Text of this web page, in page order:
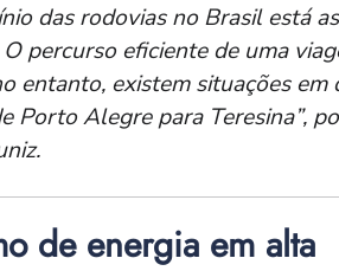
das rodovias no Brasil está
percurso eficiente de uma
entanto, existem situações
Porto Alegre para Teresina”,
de energia em alta